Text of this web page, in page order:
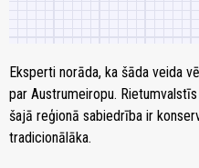
Eksperti norāda, ka šāda veida
par Austrumeiropu.
šajā reģionā sabiedrība ir
tradicionālāka.